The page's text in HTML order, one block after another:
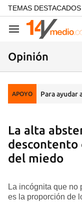
common.go-to-content
TEMAS DESTACADOS
Navegación
Opinión
APOYO Para ayudar
La alta
descontento
del miedo
La incógnita que no
es la proporción de